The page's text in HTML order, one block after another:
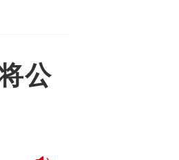
公